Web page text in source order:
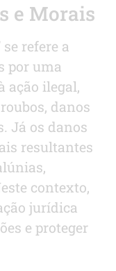
e Morais
refere a
por uma
ação ilegal,
danos
Já os danos
resultantes
contexto,
jurídica
e proteger